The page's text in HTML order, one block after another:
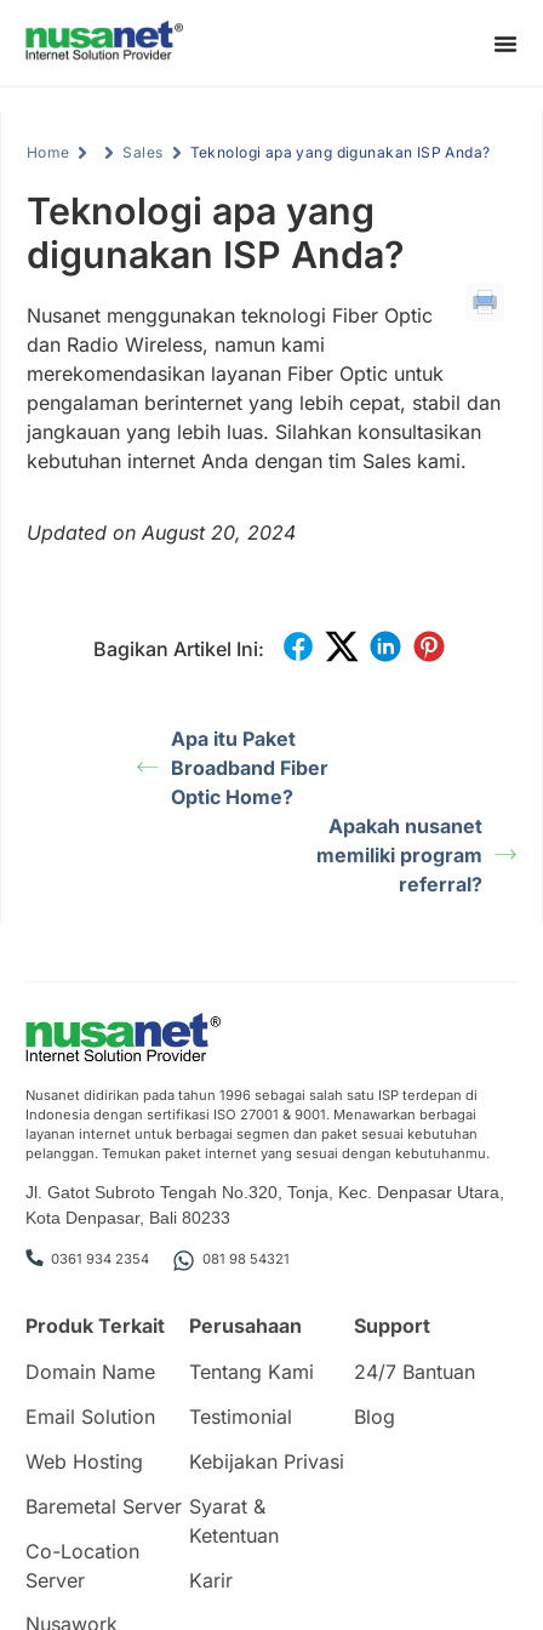
Home Sales Teknologi apa yang digunakan ISP Anda?
Teknologi apa yang
digunakan ISP Anda?
Nusanet menggunakan teknologi Fiber Optic
dan Radio Wireless, namun kami
merekomendasikan layanan Fiber Optic untuk
pengalaman berinternet yang lebih cepat, stabil dan
jangkauan yang lebih luas. Silahkan konsultasikan
kebutuhan internet Anda dengan tim Sales kami.
Updated on August 20, 2024
Bagikan Artikel Ini:
Apa itu Paket
Broadband Fiber
Optic Home?
Apakah nusanet
memiliki program
referral?
Nusanet didirikan pada tahun 1996 sebagai salah satu ISP terdepan di
Indonesia dengan sertifikasi ISO 27001 & 9001. Menawarkan berbagai
layanan internet untuk berbagai segmen dan paket sesuai kebutuhan
pelanggan. Temukan paket internet yang sesuai dengan kebutuhanmu.
Jl. Gatot Subroto Tengah No.320, Tonja, Kec. Denpasar Utara,
Kota Denpasar, Bali 80233
0361 934 2354 081 98 54321
Produk Terkait
Domain Name
Email Solution
Web Hosting
Baremetal Server
Co-Location
Server
Nusawork
Perusahaan
Tentang Kami
Testimonial
Kebijakan Privasi
Syarat &
Ketentuan
Karir
Support
24/7 Bantuan
Blog